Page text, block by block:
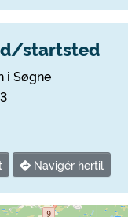
startsted
i Søgne
Navigér hertil